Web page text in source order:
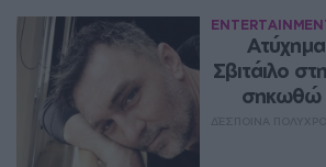
Ατύχημα
Σβιτάιλο
σηκωθώ